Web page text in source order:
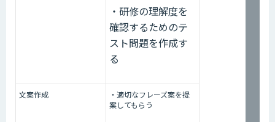
・研修の理解度を
確認するためのテ
スト問題を作成す
る
文案作成
・適切なフレーズ案を提
案してもらう